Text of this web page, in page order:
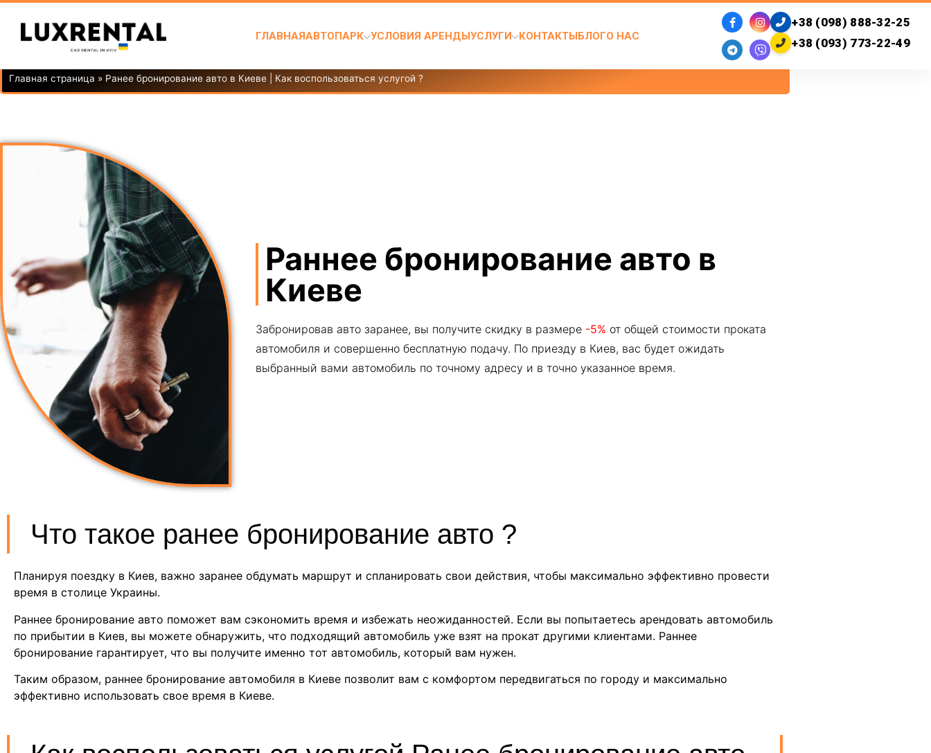
ГЛАВНАЯАВТОПАРК УСЛОВИЯ АРЕНДЫУСЛУГИ КОНТАКТЫБЛОГО НАС
+38 (098) 888-32-25
+38 (093) 773-22-49
Главная страница » Ранее бронирование авто в Киеве | Как воспользоваться услугой ?
Раннее бронирование авто в
Киеве
Забронировав авто заранее, вы получите скидку в размере -5% от общей стоимости проката
автомобиля и совершенно бесплатную подачу. По приезду в Киев, вас будет ожидать
выбранный вами автомобиль по точному адресу и в точно указанное время.
Что такое ранее бронирование авто ?
Планируя поездку в Киев, важно заранее обдумать маршрут и спланировать свои действия, чтобы максимально эффективно провести
время в столице Украины.
Раннее бронирование авто поможет вам сэкономить время и избежать неожиданностей. Если вы попытаетесь арендовать автомобиль
по прибытии в Киев, вы можете обнаружить, что подходящий автомобиль уже взят на прокат другими клиентами. Раннее
бронирование гарантирует, что вы получите именно тот автомобиль, который вам нужен.
Таким образом, раннее бронирование автомобиля в Киеве позволит вам с комфортом передвигаться по городу и максимально
эффективно использовать свое время в Киеве.